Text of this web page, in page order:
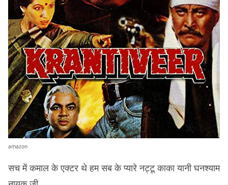
amazon
सच में कमाल के एक्टर थे हम सब के प्यारे नट्टू काका यानी घनश्याम